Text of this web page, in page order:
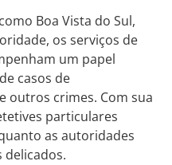
Boa Vista do Sul,
os serviços de
um papel
casos de
outros crimes. Com sua
particulares
as autoridades
delicados.